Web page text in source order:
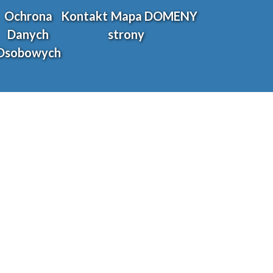
Ochrona
Danych
Kontakt Mapa
strony
DOMENY